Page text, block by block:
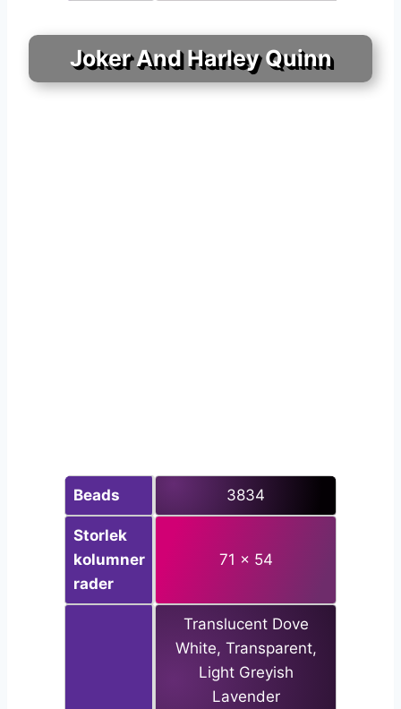
Joker And Harley Quinn
Beads 3834
Storlek
kolumner
rader
71 x 54
Translucent Dove
White, Transparent,
Light Greyish
Lavender